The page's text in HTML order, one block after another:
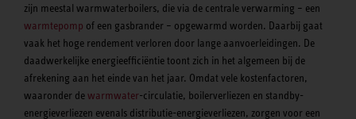
zijn meestal warmwaterboilers, die via de centrale verwarming – een
warmtepomp of een gasbrander – opgewarmd worden. Daarbij gaat
vaak het hoge rendement verloren door lange aanvoerleidingen. De
daadwerkelijke energieefficiëntie toont zich in het algemeen bij de
afrekening aan het einde van het jaar. Omdat vele kostenfactoren,
waaronder dewarmwater-circulatie, boilerverliezen en standby-
energieverliezen evenals distributie-energieverliezen, zorgen voor een